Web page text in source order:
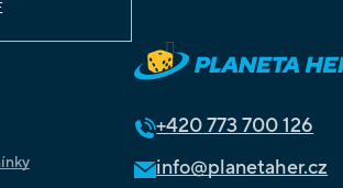
+420773 700 126
info@planetaher.cz